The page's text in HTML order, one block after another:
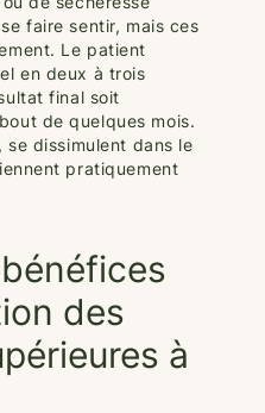
faire sentir, mais ces
Le patient
en deux à trois
final soit
de quelques mois.
dissimulent dans le
pratiquement
des
à